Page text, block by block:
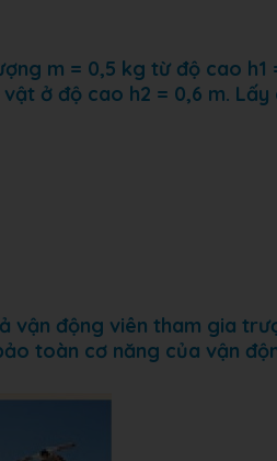
m = 0,5 kg từ độ cao
ở độ cao h2 = 0,6 m. Lấy
vận động viên tham gia
toàn cơ năng của vận